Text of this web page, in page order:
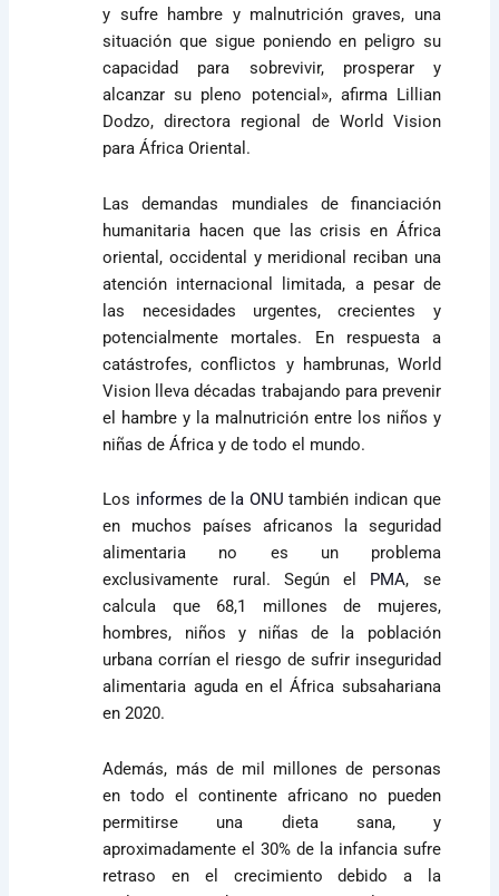
y sufre hambre y malnutrición graves, una
situación que sigue poniendo en peligro su
capacidad para sobrevivir, prosperar y
alcanzar su pleno potencial», afirma Lillian
Dodzo, directora regional de World Vision
para África Oriental.
Las demandas mundiales de financiación
humanitaria hacen que
las crisis en África
oriental, occidental y meridional reciban una
atención internacional limitada, a pesar de
las necesidades urgentes, crecientes y
potencialmente mortales. En respuesta a
catástrofes, conflictos y hambrunas, World
Vision lleva décadas trabajando para prevenir
el hambre y la malnutrición entre los niños y
niñas de África y de todo el mundo.
Los informes de la ONU también indican que
en muchos países africanos
la seguridad
alimentaria no es un problema
exclusivamente rural. Según el
PMA, se
calcula que 68,1 millones de mujeres,
hombres, niños y niñas de la población
urbana corrían el riesgo de sufrir inseguridad
alimentaria aguda en el África subsahariana
en 2020.
Además, más de mil millones de personas
en todo el continente africano no pueden
permitirse una dieta sana, y
aproximadamente el 30% de la infancia sufre
retraso en el crecimiento debido a la